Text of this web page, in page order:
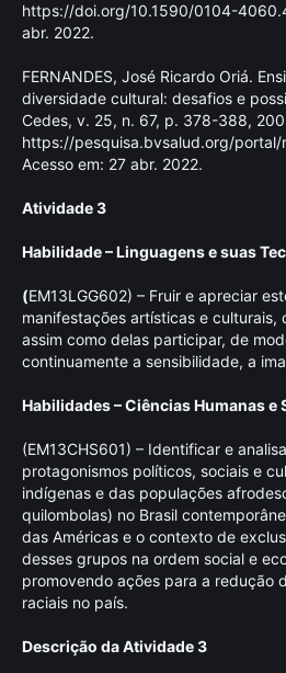
https://doi.org/10.1590/0104-
abr. 2022.
FERNANDES, José Ricardo Oriá.
diversidade cultural: desafios e
Cedes, v. 25, n. 67, p. 378-388,
https://pesquisa.bvsalud.org/
Acesso em: 27 abr. 2022.
Atividade 3
Habilidade – Linguagens e suas
(EM13LGG602) – Fruir e apreciar
manifestações artísticas e culturais,
assim como delas participar, de
continuamente a sensibilidade, a
Habilidades – Ciências Humanas e
(EM13CHS601) – Identificar e
protagonismos políticos, sociais e
indígenas e das populações
quilombolas) no Brasil
das Américas e o contexto de
desses grupos na ordem social e
promovendo ações para a redução
raciais no país.
Descrição da Atividade 3